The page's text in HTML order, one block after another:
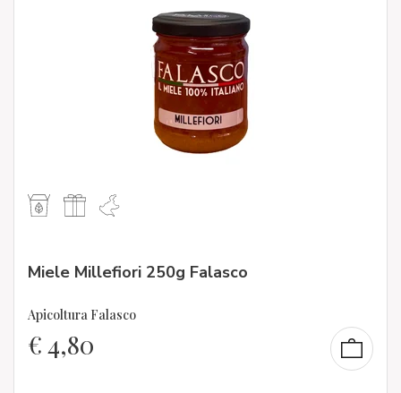
Miele Millefiori 250g Falasco
Apicoltura Falasco
€4,80